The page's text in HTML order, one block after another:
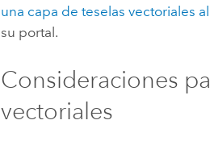
una capa de teselas vectoriales
su portal.
Consideraciones
vectoriales